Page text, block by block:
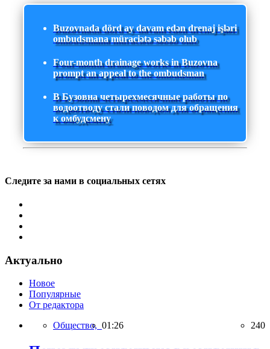
Buzovnada dörd ay davam edən drenaj işləri
ombudsmana müraciətə səbəb olub
Four-month drainage works in Buzovna
prompt an appeal to the ombudsman
В Бузовна четырехмесячные работы по
водоотводу стали поводом для обращения
к омбудсмену
Следите за нами в социальных сетях
Актуально
Новое
Популярные
От редактора
Общество, 01:26 240